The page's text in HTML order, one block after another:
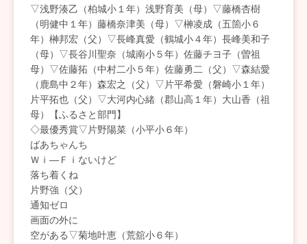
▽浅野湊乙（柏城小１年）浅野育美（母）▽藤橋杏樹
（明健中１年）藤橋奈津美（母）▽榊凌成（五箇小６
年）榊邦宏（父）▽長峰真愛（鶴城小４年）長峰美和子
（母）▽長谷川聖奈（城南小５年）佐藤チヨ子（曽祖
母）▽佐藤拓（中村二小５年）佐藤勇二（父）▽森結愛
（鹿島中２年）森宏之（父）▽片平希愛（磐崎小１年）
片平拓也（父）▽大河内心緒（郡山高１年）大山香（祖
母）【ふるさと部門】
◇最優秀賞▽片野陽菜（小平小６年）
ばあちゃんち
Ｗｉ―Ｆｉないけど
落ち着くね
片野強（父）
通知ゼロ
画面の外に
空がある▽菊地叶恵（荒舘小６年）